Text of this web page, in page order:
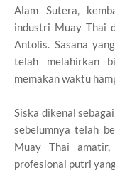
Alam Sutera,
industri Muay Thai
Antolis. Sasana
telah melahirkan
memakan waktu
Siska dikenal
sebelumnya telah
Muay Thai
profesional putri